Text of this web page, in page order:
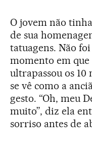
O jovem não
de sua
tatuagens. Não
momento em
ultrapassou os
se vê como a
gesto. “Oh, meu
muito”, diz ela
sorriso antes de